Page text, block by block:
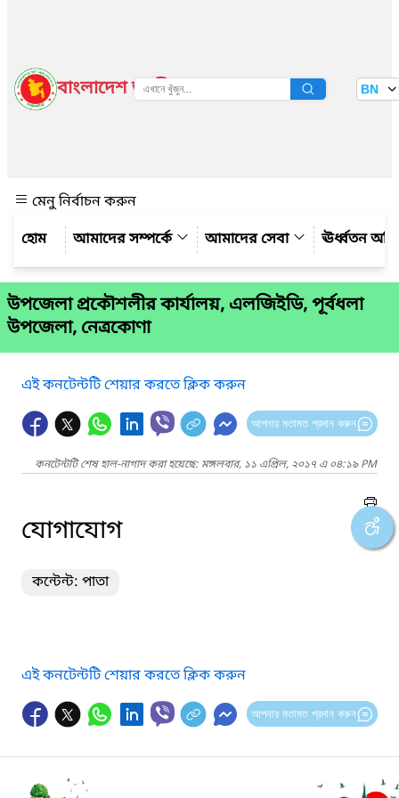
বাংলাদেশ জাতীয় তথ্য বাতায়ন BN
মেনু নির্বাচন করুন
আমাদের সম্পর্কে
আমাদের সেবা ঊর্ধ্বতন
উপজেলা প্রকৌশলীর কার্যালয়, এলজিইডি, পূর্বধলা
উপজেলা, নেত্রকোণা
এই কনটেন্টটি শেয়ার করতে ক্লিক করুন
আপনার মতামত প্রদান করুন
কনটেন্টটি শেষ হাল-নাগাদ করা হয়েছে: মঙ্গলবার, ১১ এপ্রিল, ২০১৭ এ ০৪:১৯ PM
যোগাযোগ
কন্টেন্ট: পাতা
এই কনটেন্টটি শেয়ার করতে ক্লিক করুন
আপনার মতামত প্রদান করুন